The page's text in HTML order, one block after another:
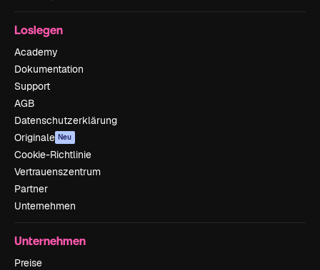
Loslegen
Academy
Dokumentation
Support
AGB
Datenschutzerklärung
Originale Neu
Cookie-Richtlinie
Vertrauenszentrum
Partner
Unternehmen
Unternehmen
Preise